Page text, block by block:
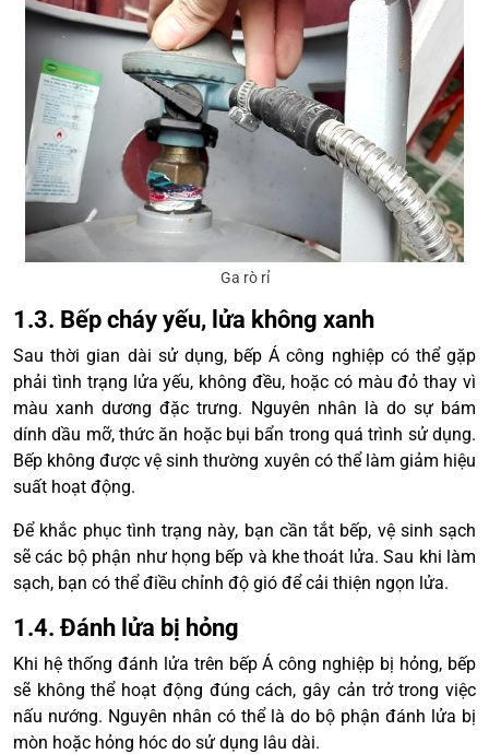
Ga rò rỉ
1.3. Bếp cháy yếu, lửa không xanh
Sau thời gian dài sử dụng, bếp Á công nghiệp có thể gặp
phải tình trạng lửa yếu, không đều, hoặc có màu đỏ thay vì
màu xanh dương đặc trưng. Nguyên nhân là do sự bám
dính dầu mỡ, thức ăn hoặc bụi bẩn trong quá trình sử dụng.
Bếp không được vệ sinh thường xuyên có thể làm giảm hiệu
suất hoạt động.
Để khắc phục tình trạng này, bạn cần tắt bếp, vệ sinh sạch
sẽ các bộ phận như họng bếp và khe thoát lửa. Sau khi làm
sạch, bạn có thể điều chỉnh độ gió để cải thiện ngọn lửa.
1.4. Đánh lửa bị hỏng
Khi hệ thống đánh lửa trên bếp Á công nghiệp bị hỏng, bếp
sẽ không thể hoạt động đúng cách, gây cản trở trong việc
nấu nướng. Nguyên nhân có thể là do bộ phận đánh lửa bị
mòn hoặc hỏng hóc do sử dụng lâu dài.